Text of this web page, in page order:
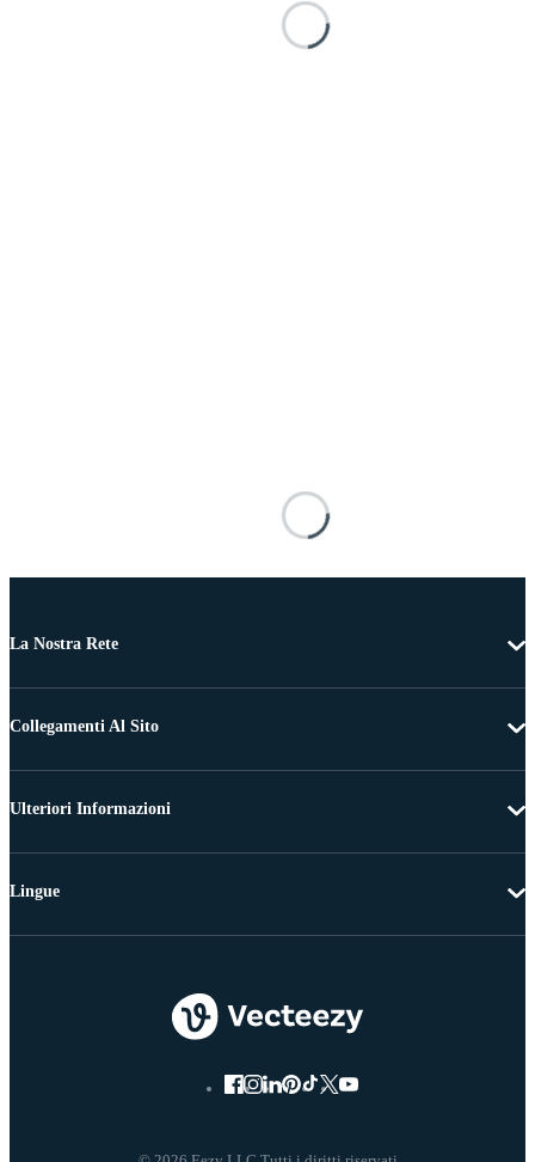
La Nostra Rete
Collegamenti Al Sito
Ulteriori Informazioni
Lingue